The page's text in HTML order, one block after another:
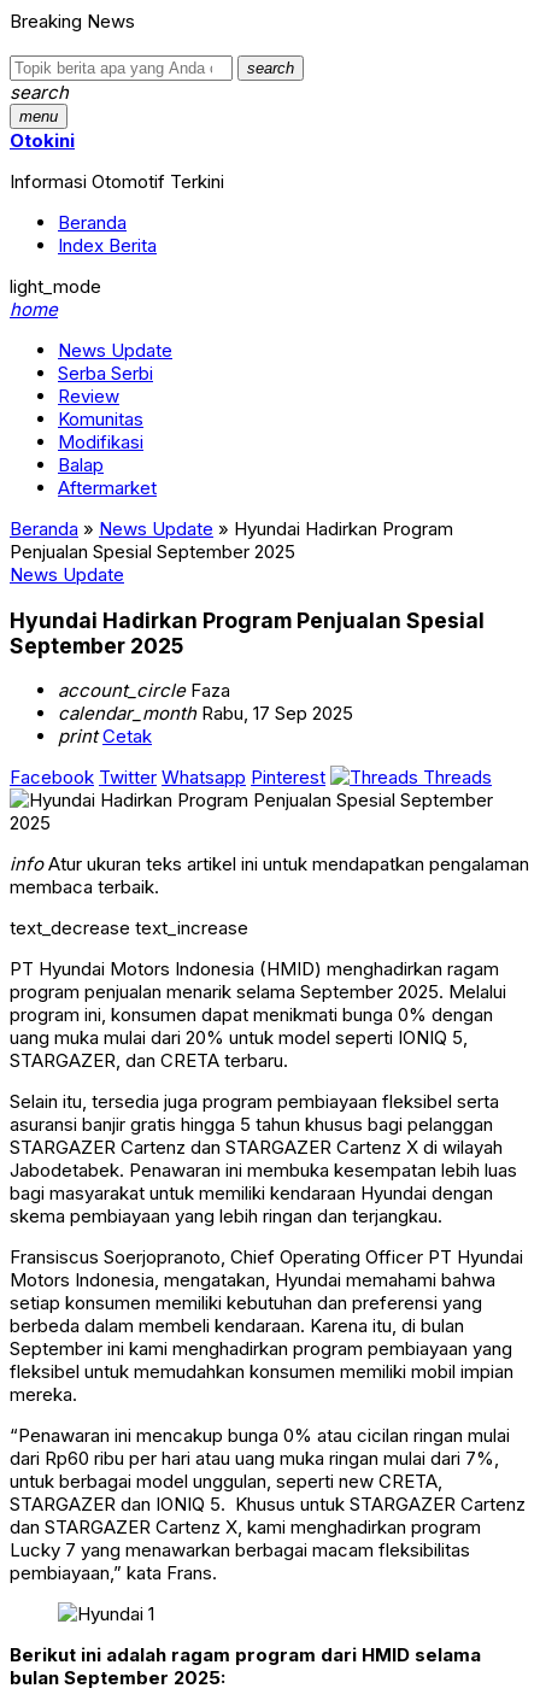
Breaking News
search
search
menu
Otokini
Informasi Otomotif Terkini
Beranda
Index Berita
light_mode
home
News Update
Serba Serbi
Review
Komunitas
Modifikasi
Balap
Aftermarket
Beranda » News Update » Hyundai Hadirkan Program
Penjualan Spesial September 2025
News Update
Hyundai Hadirkan Program Penjualan Spesial
September 2025
account_circleFaza
calendar_monthRabu, 17 Sep 2025
print Cetak
Facebook Twitter Whatsapp Pinterest Threads
infoAtur ukuran teks artikel ini untuk mendapatkan pengalaman
membaca terbaik.
text_decrease text_increase
PT Hyundai Motors Indonesia (HMID) menghadirkan ragam
program penjualan menarik selama September 2025. Melalui
program ini, konsumen dapat menikmati bunga 0% dengan
uang muka mulai dari 20% untuk model seperti IONIQ 5,
STARGAZER, dan CRETA terbaru.
Selain itu, tersedia juga program pembiayaan fleksibel serta
asuransi banjir gratis hingga 5 tahun khusus bagi pelanggan
STARGAZER Cartenz dan STARGAZER Cartenz X di wilayah
Jabodetabek. Penawaran ini membuka kesempatan lebih luas
bagi masyarakat untuk memiliki kendaraan Hyundai dengan
skema pembiayaan yang lebih ringan dan terjangkau.
Fransiscus Soerjopranoto, Chief Operating Officer PT Hyundai
Motors Indonesia, mengatakan, Hyundai memahami bahwa
setiap konsumen memiliki kebutuhan dan preferensi yang
berbeda dalam membeli kendaraan. Karena itu, di bulan
September ini kami menghadirkan program pembiayaan yang
fleksibel untuk memudahkan konsumen memiliki mobil impian
mereka.
“Penawaran ini mencakup bunga 0% atau cicilan ringan mulai
dari Rp60 ribu per hari atau uang muka ringan mulai dari 7%,
untuk berbagai model unggulan, seperti new CRETA,
STARGAZER dan IONIQ 5. Khusus untuk STARGAZER Cartenz
dan STARGAZER Cartenz X, kami menghadirkan program
Lucky 7 yang menawarkan berbagai macam fleksibilitas
pembiayaan,” kata Frans.
Berikut ini adalah ragam program dari HMID selama
bulan September 2025: